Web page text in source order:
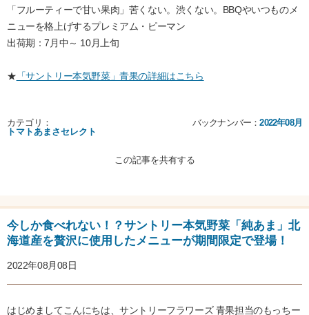
「フルーティーで甘い果肉」苦くない。渋くない。BBQやいつものメ
ニューを格上げするプレミアム・ピーマン
出荷期：7月中～ 10月上旬
★ 「サントリー本気野菜」青果の詳細はこちら
カテゴリ：
トマトあまさセレクト
バックナンバー：2022年08月
この記事を共有する
今しか食べれない！？サントリー本気野菜「純あま」北
海道産を贅沢に使用したメニューが期間限定で登場！
2022年08月08日
はじめましてこんにちは、サントリーフラワーズ 青果担当のもっちー